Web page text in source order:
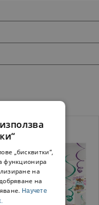
ниска цен
„бисквитки“,
функционира
на
на
Научете